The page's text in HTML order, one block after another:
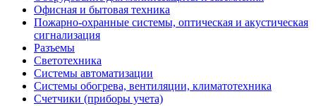
Офисная и бытовая техника
Пожарно-охранные системы, оптическая и акустическая
сигнализация
Разъемы
Светотехника
Системы автоматизации
Системы обогрева, вентиляции, климатотехника
Счетчики (приборы учета)